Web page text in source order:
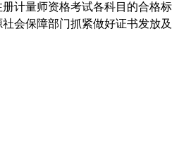
计量师资格考试各科目的合格
会保障部门抓紧做好证书发放